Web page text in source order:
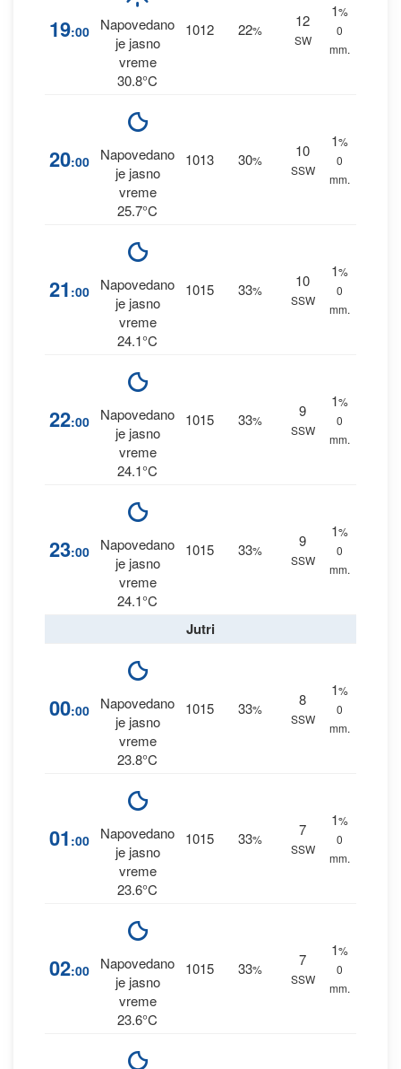
19:00
Napovedano
je jasno
vreme
30.8°C
1012 22%
12
SW
1%
0
mm.
20:00
Napovedano
je jasno
vreme
25.7°C
1013 30%
10
SSW
1%
0
mm.
21 :00
Napovedano
je jasno
vreme
24.1°C
1015 33%
10
SSW
1%
0
mm.
22:00
Napovedano
je jasno
vreme
24.1°C
1015 33%
9
SSW
1%
0
mm.
23:00
Napovedano
je jasno
vreme
24.1°C
1015 33%
9
SSW
1%
0
mm.
Jutri
00:00
Napovedano
je jasno
vreme
23.8°C
1015 33%
8
SSW
1%
0
mm.
01 :00
Napovedano
je jasno
vreme
23.6°C
1015 33%
7
SSW
1%
0
mm.
02:00
Napovedano
je jasno
vreme
23.6°C
1015 33%
7
SSW
1%
0
mm.